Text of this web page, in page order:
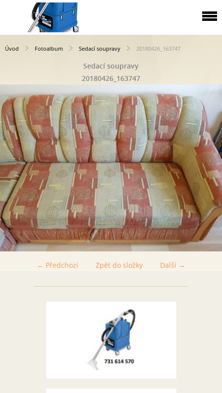
Úvod Fotoalbum Sedací soupravy 20180426_163747
Sedací soupravy
20180426_163747
← Předchozí Další →
Zpět do složky